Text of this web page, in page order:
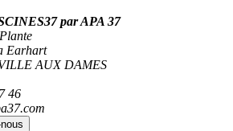
par APA 37
Earhart
AUX DAMES
46